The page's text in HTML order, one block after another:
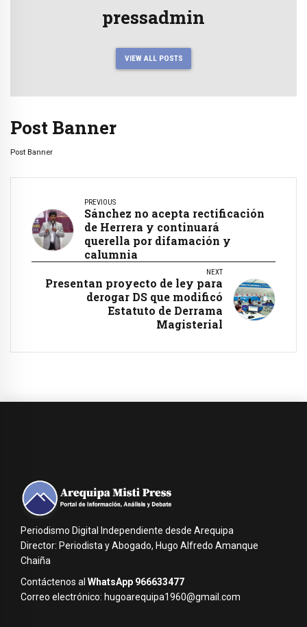
pressadmin
VIEW ALL POSTS
Post Banner
Post Banner
PREVIOUS
Sánchez no acepta rectificación
de Herrera y continuará
querella por difamación y
calumnia
NEXT
Presentan proyecto de ley para
derogar DS que modificó
Estatuto de Derrama
Magisterial
Periodismo Digital Independiente desde Arequipa
Director: Periodista y Abogado, Hugo Alfredo Amanque
Chaiña
Contáctenos al WhatsApp 966633477
Correo electrónico: hugoarequipa1960@gmail.com